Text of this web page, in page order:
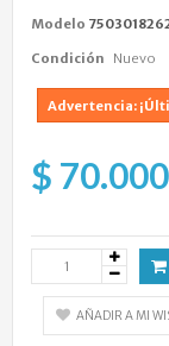
Modelo
Condición Nuevo
Advertencia:
$ 70.000
AÑADIR A MI